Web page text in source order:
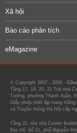
Xã hội
Báo cáo phân tích
eMagazine
© Copyright 2007 - 2026 -
Tầng 17, 19, 20, 21 Toà nhà
Tưởng, phường Thanh Xuân,
Giấy phép thiết lập trang
và Truyền thông Hà Nội cấp
Tầng 21, tòa nhà Center
Địa chỉ: Số 01, phố Nguyễn